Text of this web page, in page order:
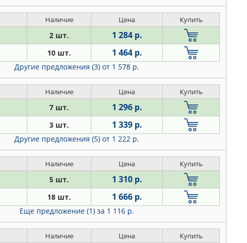
Наличие Цена Купить
2 шт. 1 284 р.
10 шт. 1 464 р.
Другие предложения (3) от 1 578 р.
Наличие Цена Купить
7 шт. 1 296 р.
3 шт. 1 339 р.
Другие предложения (5) от 1 222 р.
Наличие Цена Купить
5 шт. 1 310 р.
18 шт. 1 666 р.
Еще предложение (1) за 1 116 р.
Наличие Цена Купить